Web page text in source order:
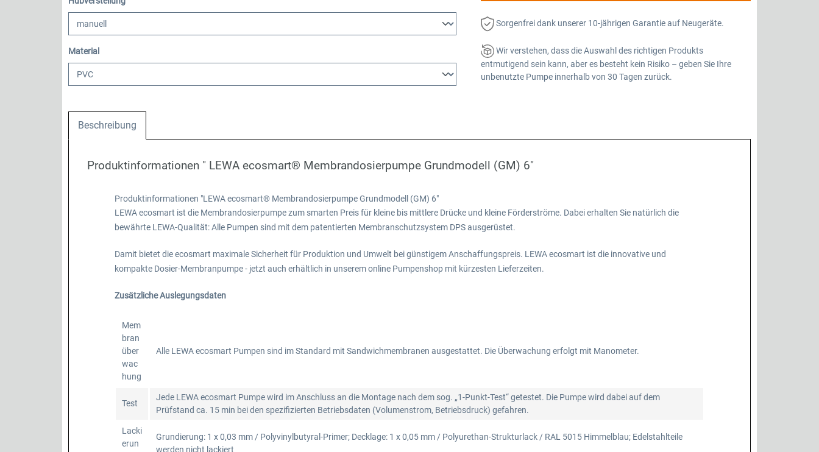
Materialauswählen
Sorgenfrei dank unserer 10-jährigen Garantie auf Neugeräte.
Wir verstehen, dass die Auswahl des richtigen Produkts
entmutigend sein kann, aber es besteht kein Risiko – geben Sie Ihre
unbenutzte Pumpe innerhalb von 30 Tagen zurück.
Beschreibung
Produktinformationen " LEWA ecosmart® Membrandosierpumpe Grundmodell (GM) 6"
Produktinformationen "LEWA ecosmart® Membrandosierpumpe Grundmodell (GM) 6"
LEWA ecosmart ist die Membrandosierpumpe zum smarten Preis für kleine bis mittlere Drücke und kleine Förderströme. Dabei erhalten Sie natürlich die
bewährte LEWA-Qualität: Alle Pumpen sind mit dem patentierten Membranschutzsystem DPS ausgerüstet.
Damit bietet die ecosmart maximale Sicherheit für Produktion und Umwelt bei günstigem Anschaffungspreis. LEWA ecosmart ist die innovative und
kompakte Dosier-Membranpumpe - jetzt auch erhältlich in unserem online Pumpenshop mit kürzesten Lieferzeiten.
Zusätzliche Auslegungsdaten
Mem
bran
über
wac
hung
Alle LEWA ecosmart Pumpen sind im Standard mit Sandwichmembranen ausgestattet. Die Überwachung erfolgt mit Manometer.
Test
Jede LEWA ecosmart Pumpe wird im Anschluss an die Montage nach dem sog. „1-Punkt-Test“ getestet. Die Pumpe wird dabei auf dem
Prüfstand ca. 15 min bei den spezifizierten Betriebsdaten (Volumenstrom, Betriebsdruck) gefahren.
Lacki
erun
Grundierung: 1 x 0,03 mm / Polyvinylbutyral-Primer; Decklage: 1 x 0,05 mm / Polyurethan-Strukturlack / RAL 5015 Himmelblau; Edelstahlteile
werden nicht lackiert